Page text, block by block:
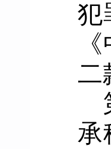
犯
二
承